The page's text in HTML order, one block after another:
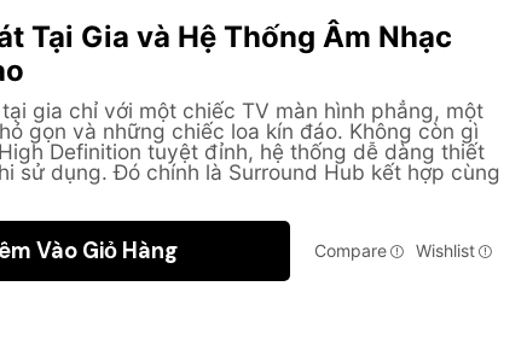
Tại Gia và Hệ Thống Âm Nhạc
gia chỉ với một chiếc TV màn hình phẳng, một
gọn và những chiếc loa kín đáo. Không còn gì
Definition tuyệt đỉnh, hệ thống dễ dàng thiết
sử dụng. Đó chính là Surround Hub kết hợp cùng
Vào Giỏ Hàng Compare Wishlist